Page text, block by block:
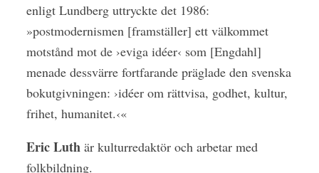
enligt Lundberg uttryckte det 1986:
»postmodernismen [framställer] ett välkommet
motstånd mot de ›eviga idéer‹ som [Engdahl]
menade dessvärre fortfarande präglade den svenska
bokutgivningen: ›idéer om rättvisa, godhet, kultur,
frihet, humanitet.‹«
Eric Luthär kulturredaktör och arbetar med
folkbildning.